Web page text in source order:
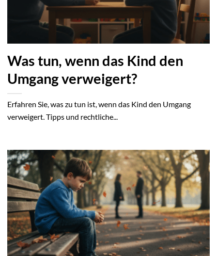
Was tun, wenn das Kind den
Umgang verweigert?
Erfahren Sie, was zu tun ist, wenn das Kind den Umgang
verweigert. Tipps und rechtliche...